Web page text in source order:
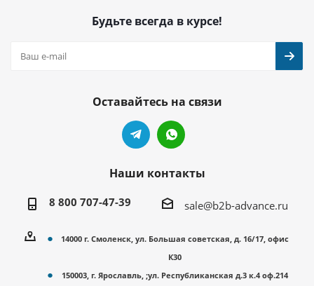
Будьте всегда в курсе!
Оставайтесь на связи
Наши контакты
8 800 707-47-39 sale@b2b-advance.ru
14000 г. Смоленск, ул. Большая советская, д. 16/17, офис
К30
150003, г. Ярославль, ;ул. Республиканская д.3 к.4 оф.214